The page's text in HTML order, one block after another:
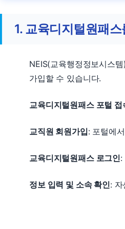
1. 교육디지털원패
NEIS(교육행정정보시스
가입할 수 있습니다.
교육디지털원패스 포털 접
교직원 회원가입: 포털에
교육디지털원패스 로그인:
정보 입력 및 소속 확인: